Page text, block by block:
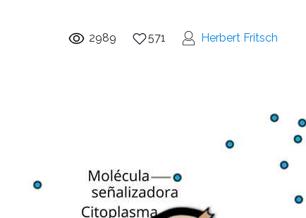
2989 571 Herbert Fritsch